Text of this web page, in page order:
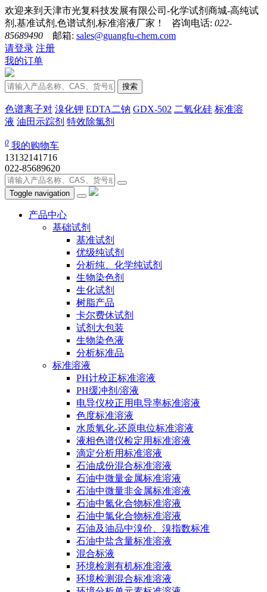
欢迎来到天津市光复科技发展有限公司-化学试剂商城-高纯试
剂,基准试剂,色谱试剂,标准溶液厂家！ 咨询电话: 022-
85689490 邮箱: sales@guangfu-chem.com
请登录 注册
我的订单
搜索
色谱离子对 溴化钾 EDTA二钠 GDX-502 二氧化硅 标准溶
液 油田示踪剂 特效除氯剂
0 我的购物车
13132141716
022-85689620
Toggle navigation
产品中心
基础试剂
基准试剂
优级纯试剂
分析纯、化学纯试剂
生物染色剂
生化试剂
树脂产品
卡尔费休试剂
试剂大包装
生物染色液
分析标准品
标准溶液
PH计校正标准溶液
PH缓冲剂/溶液
电导仪校正用电导率标准溶液
色度标准溶液
水质氧化-还原电位标准溶液
液相色谱仪检定用标准溶液
滴定分析用标准溶液
石油成份混合标准溶液
石油中微量金属标准溶液
石油中微量非金属标准溶液
石油中氮化合物标准溶液
石油中氯化合物标准溶液
石油及油品中溴价、溴指数标准
石油中盐含量标准溶液
混合标液
环境检测有机标准溶液
环境检测混合标准溶液